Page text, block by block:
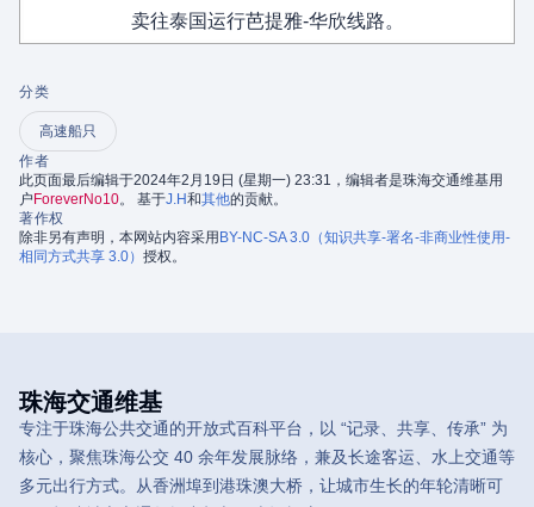
卖往泰国运行芭提雅-华欣线路。
分类
高速船只
作者
此页面最后编辑于2024年2月19日 (星期一) 23:31，编辑者是珠海交通维基用
户ForeverNo10。 基于J.H和其他的贡献。
著作权
除非另有声明，本网站内容采用BY-NC-SA 3.0（知识共享-署名-非商业性使用-
相同方式共享 3.0） 授权。
珠海交通维基
专注于珠海公共交通的开放式百科平台，以 “记录、共享、传承” 为
核心，聚焦珠海公交 40 余年发展脉络，兼及长途客运、水上交通等
多元出行方式。从香洲埠到港珠澳大桥，让城市生长的年轮清晰可